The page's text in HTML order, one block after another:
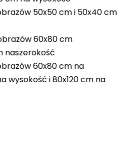
50x50 cm i 50x40 cm
60x80 cm
naszerokość
60x80 cm na
wysokość i 80x120 cm na